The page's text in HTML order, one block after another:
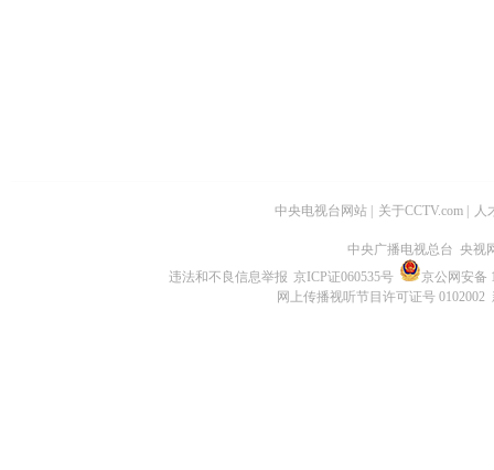
中央电视台网站 | 关于CCTV.com | 人
中央广播电视总台 央视
违法和不良信息举报 京ICP证060535号
京公网安备
网上传播视听节目许可证号 0102002